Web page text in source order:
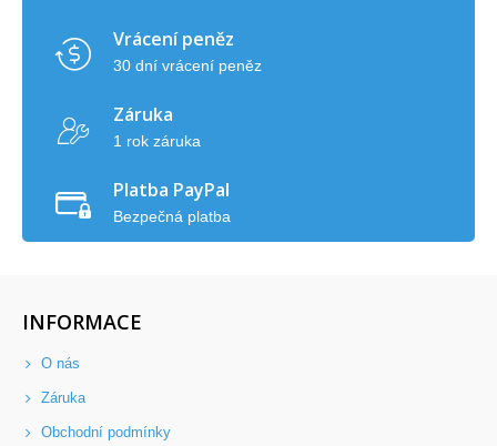
Vrácení peněz
30 dní vrácení peněz
Záruka
1 rok záruka
Platba PayPal
Bezpečná platba
INFORMACE
O nás
Záruka
Obchodní podmínky